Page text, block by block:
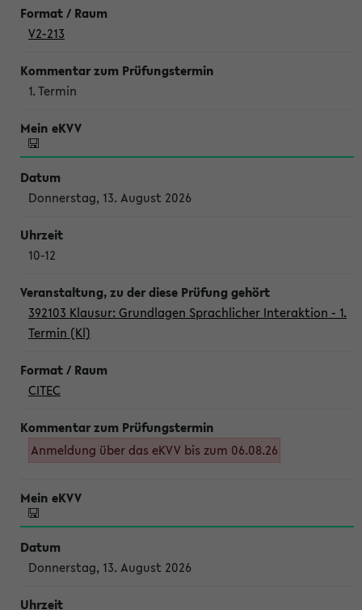
V2-213
1. Termin
Donnerstag, 13. August 2026
10-12
392103 Klausur: Grundlagen Sprachlicher Interaktion - 1.
Termin (Kl)
CITEC
Anmeldung über das eKVV bis zum 06.08.26
Donnerstag, 13. August 2026